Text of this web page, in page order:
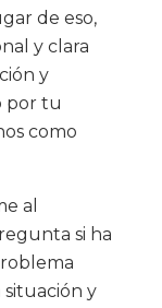
de eso,
y clara
y
por tu
como
al
si ha
y